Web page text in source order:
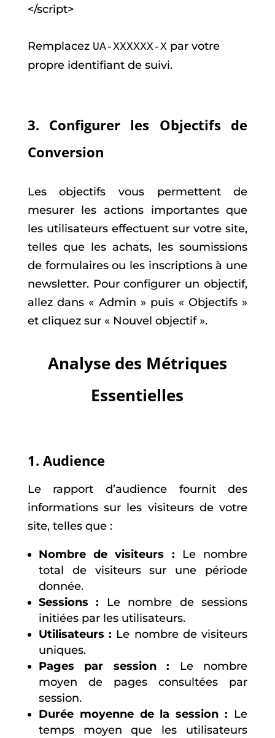
</script>
Remplacez UA-XXXXXX-Xpar votre
propre identifiant de suivi.
3. Configurer les Objectifs de
Conversion
Les objectifs vous permettent de
mesurer les actions importantes que
les utilisateurs effectuent sur votre site,
telles que les achats, les soumissions
de formulaires ou les inscriptions à une
newsletter. Pour configurer un objectif,
allez dans « Admin » puis « Objectifs »
et cliquez sur « Nouvel objectif ».
Analyse des Métriques
Essentielles
1. Audience
Le rapport d’audience fournit des
informations sur les visiteurs de votre
site, telles que :
Nombre de visiteurs : Le nombre
total de visiteurs sur une période
donnée.
Sessions : Le nombre de sessions
initiées par les utilisateurs.
Utilisateurs : Le nombre de visiteurs
uniques.
Pages par session : Le nombre
moyen de pages consultées par
session.
Durée moyenne de la session : Le
temps moyen que les utilisateurs